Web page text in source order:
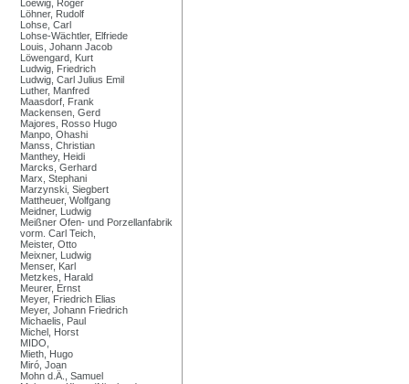
Loewig, Roger
Löhner, Rudolf
Lohse, Carl
Lohse-Wächtler, Elfriede
Louis, Johann Jacob
Löwengard, Kurt
Ludwig, Friedrich
Ludwig, Carl Julius Emil
Luther, Manfred
Maasdorf, Frank
Mackensen, Gerd
Majores, Rosso Hugo
Manpo, Ohashi
Manss, Christian
Manthey, Heidi
Marcks, Gerhard
Marx, Stephani
Marzynski, Siegbert
Mattheuer, Wolfgang
Meidner, Ludwig
Meißner Ofen- und Porzellanfabrik
vorm. Carl Teich,
Meister, Otto
Meixner, Ludwig
Menser, Karl
Metzkes, Harald
Meurer, Ernst
Meyer, Friedrich Elias
Meyer, Johann Friedrich
Michaelis, Paul
Michel, Horst
MIDO,
Mieth, Hugo
Miró, Joan
Mohn d.Ä., Samuel